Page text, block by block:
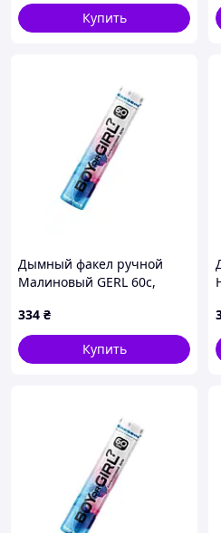
Купить
Дымный факел ручной
Малиновый GERL 60с,
334 ₴
Купить